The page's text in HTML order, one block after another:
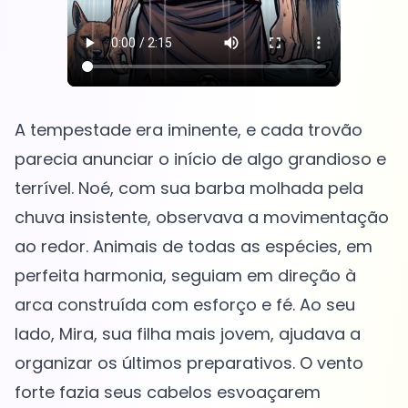
A tempestade era iminente, e cada trovão
parecia anunciar o início de algo grandioso e
terrível. Noé, com sua barba molhada pela
chuva insistente, observava a movimentação
ao redor. Animais de todas as espécies, em
perfeita harmonia, seguiam em direção à
arca construída com esforço e fé. Ao seu
lado, Mira, sua filha mais jovem, ajudava a
organizar os últimos preparativos. O vento
forte fazia seus cabelos esvoaçarem